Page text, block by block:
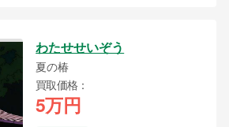
わたせせいぞう
夏の椿
買取価格
5万円